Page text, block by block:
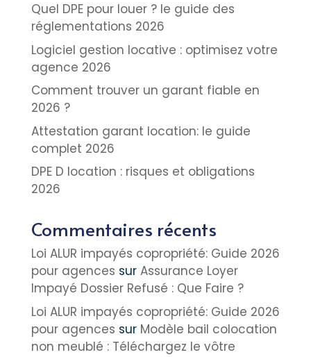
Quel DPE pour louer ? le guide des
réglementations 2026
Logiciel gestion locative : optimisez votre
agence 2026
Comment trouver un garant fiable en
2026 ?
Attestation garant location: le guide
complet 2026
DPE D location : risques et obligations
2026
Commentaires récents
Loi ALUR impayés copropriété: Guide 2026
pour agences sur Assurance Loyer
Impayé Dossier Refusé : Que Faire ?
Loi ALUR impayés copropriété: Guide 2026
pour agences sur Modèle bail colocation
non meublé : Téléchargez le vôtre